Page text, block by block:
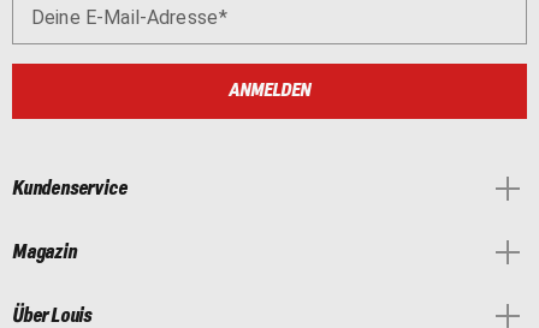
Deine E-Mail-Adresse
ANMELDEN
Kundenservice
Magazin
Über Louis